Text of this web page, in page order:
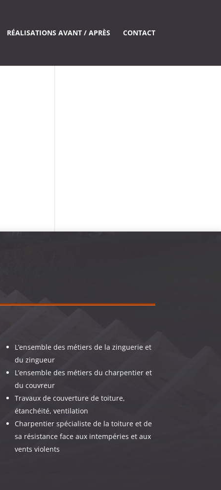
RÉALISATIONS AVANT / APRÈS CONTACT
L’ensemble des métiers de la zinguerie et
du zingueur
L’ensemble des métiers du charpentier et
du couvreur
Travaux de couverture de toiture,
étanchéité, ventilation
Charpentier spécialiste de la toiture et de
sa résistance face aux intempéries et aux
vents violents